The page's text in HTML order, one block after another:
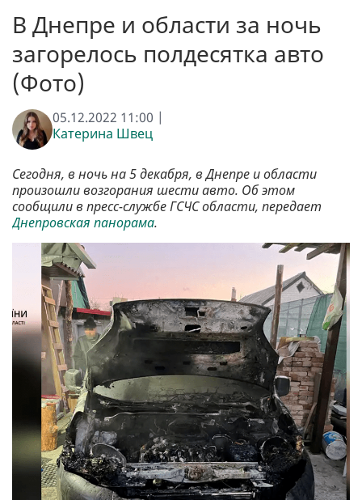
В Днепре и области за ночь
загорелось полдесятка авто
(Фото)
05.12.2022 11:00 |
Катерина Швец
Сегодня, в ночь на 5 декабря, в Днепре и области
произошли возгорания шести авто. Об этом
сообщили в пресс-службе ГСЧС области, передает
Днепровская панорама.